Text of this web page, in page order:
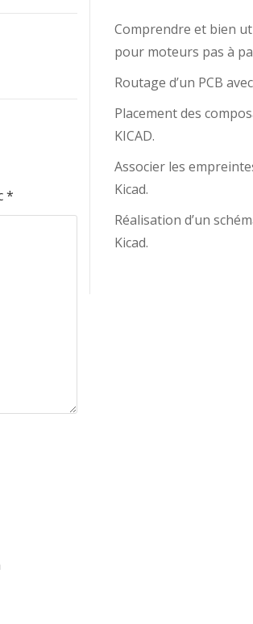
*
Comprendre et bien
pour moteurs pas à
Routage d’un PCB
Placement des
KICAD.
Associer les
Kicad.
Réalisation d’un
Kicad.